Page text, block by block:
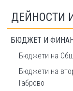
ДЕЙНОСТИ
БЮДЖЕТ И
Бюджети на
Бюджети на
Габрово